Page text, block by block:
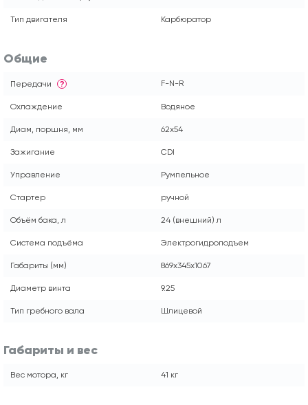
Тип двигателя Карбюратор
Общие
Передачи ? F-N-R
Охлаждение Водяное
Диам, поршня, мм 62x54
Зажигание CDI
Управление Румпельное
Стартер ручной
Объём бака, л 24 (внешний) л
Система подъёма Электрогидроподъем
Габариты (мм) 869x345x1067
Диаметр винта 9.25
Тип гребного вала Шлицевой
Габариты и вес
Вес мотора, кг 41 кг